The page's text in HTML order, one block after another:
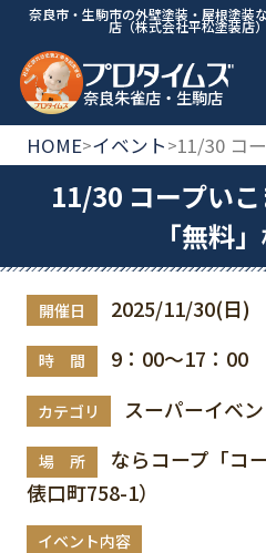
奈良市・生駒市の外壁塗装・屋根塗装
店（株式会社平松塗装店
奈良朱雀店・生駒店
HOME>イベント>
11/30 コープい
「無料
開催日 2025/11/30(日)
時 間 9：00～17：00
カテゴリ スーパーイベ
場 所
ならコープ「コ
俵口町758-1）
イベント内容